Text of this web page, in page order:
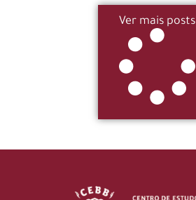
Ver mais posts